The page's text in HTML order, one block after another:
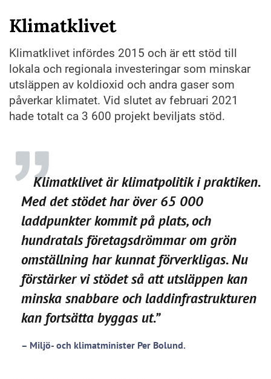
Klimatklivet
Klimatklivet infördes 2015 och är ett stöd till
lokala och regionala investeringar som minskar
utsläppen av koldioxid och andra gaser som
påverkar klimatet. Vid slutet av februari 2021
hade totalt ca 3 600 projekt beviljats stöd.
Klimatklivet är klimatpolitik i praktiken.
Med det stödet har över 65 000
laddpunkter kommit på plats, och
hundratals företagsdrömmar om grön
omställning har kunnat förverkligas. Nu
förstärker vi stödet så att utsläppen kan
minska snabbare och laddinfrastrukturen
kan fortsätta byggas ut.”
– Miljö- och klimatminister Per Bolund.